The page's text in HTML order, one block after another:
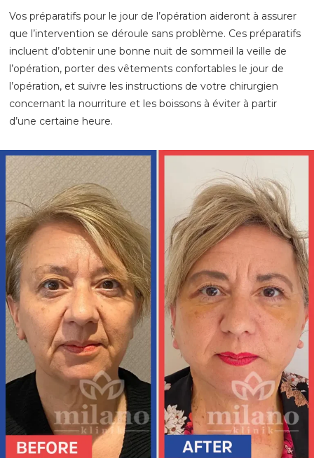
Vos préparatifs pour le jour de l’opération aideront à assurer
que l’intervention se déroule sans problème. Ces préparatifs
incluent d’obtenir une bonne nuit de sommeil la veille de
l’opération, porter des vêtements confortables le jour de
l’opération, et suivre les instructions de votre chirurgien
concernant la nourriture et les boissons à éviter à partir
d’une certaine heure.